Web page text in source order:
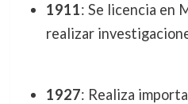
1911: Se licencia en
realizar
1927: Realiza